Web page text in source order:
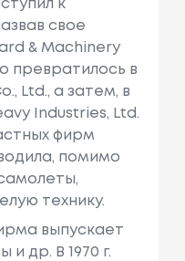
к
свое
& Machinery
превратилось в
Ltd., а затем, в
Industries, Ltd.
фирм
помимо
технику.
выпускает
и др. В 1970 г.